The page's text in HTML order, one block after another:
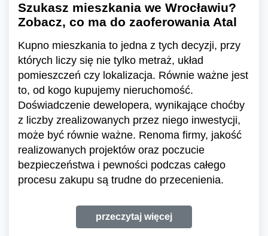
Szukasz mieszkania we Wrocławiu?
Zobacz, co ma do zaoferowania Atal
Kupno mieszkania to jedna z tych decyzji, przy
których liczy się nie tylko metraż, układ
pomieszczeń czy lokalizacja. Równie ważne jest
to, od kogo kupujemy nieruchomość.
Doświadczenie dewelopera, wynikające choćby
z liczby zrealizowanych przez niego inwestycji,
może być równie ważne. Renoma firmy, jakość
realizowanych projektów oraz poczucie
bezpieczeństwa i pewności podczas całego
procesu zakupu są trudne do przecenienia.
przeczytaj więcej